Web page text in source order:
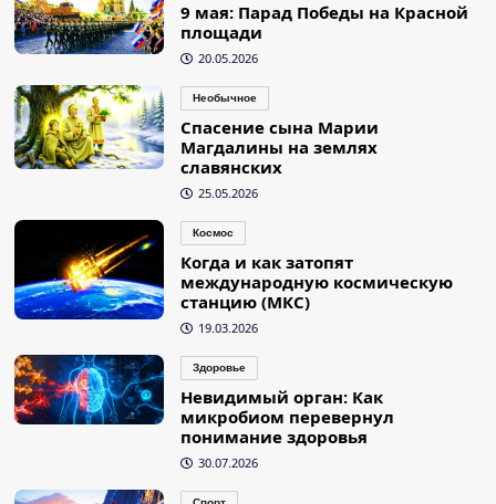
9 мая: Парад Победы на Красной
площади
20.05.2026
Необычное
Спасение сына Марии
Магдалины на землях
славянских
25.05.2026
Космос
Когда и как затопят
международную космическую
станцию (МКС)
19.03.2026
Здоровье
Невидимый орган: Как
микробиом перевернул
понимание здоровья
30.07.2026